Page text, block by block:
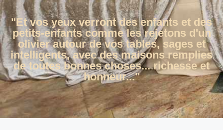
"Et vos yeux verront des enfants et des
petits-enfants comme les rejetons d'un
olivier autour de vos tables, sages et
intelligents, avec des maisons remplies
de toutes bonnes choses... richesse et
honneur..."